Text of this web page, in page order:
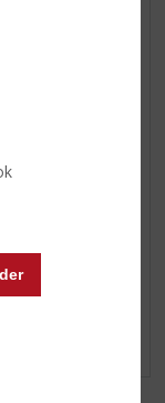
van toffee,
afdronk.